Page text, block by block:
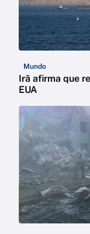
Mundo
Irã afirma que
EUA